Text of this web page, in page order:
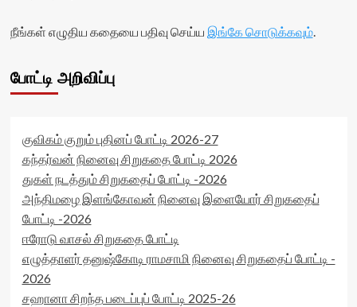
நீங்கள் எழுதிய கதையை பதிவு செய்ய இங்கே சொடுக்கவும்.
போட்டி அறிவிப்பு
குவிகம் குறும் புதினப் போட்டி 2026-27
கந்தர்வன் நினைவு சிறுகதை போட்டி 2026
துகள் நடத்தும் சிறுகதைப் போட்டி -2026
அந்திமழை இளங்கோவன் நினைவு இளையோர் சிறுகதைப்
போட்டி -2026
ஈரோடு வாசல் சிறுகதை போட்டி
எழுத்தாளர் தனுஷ்கோடி ராமசாமி நினைவு சிறுகதைப் போட்டி -
2026
சஹானா சிறந்த படைப்புப் போட்டி 2025-26